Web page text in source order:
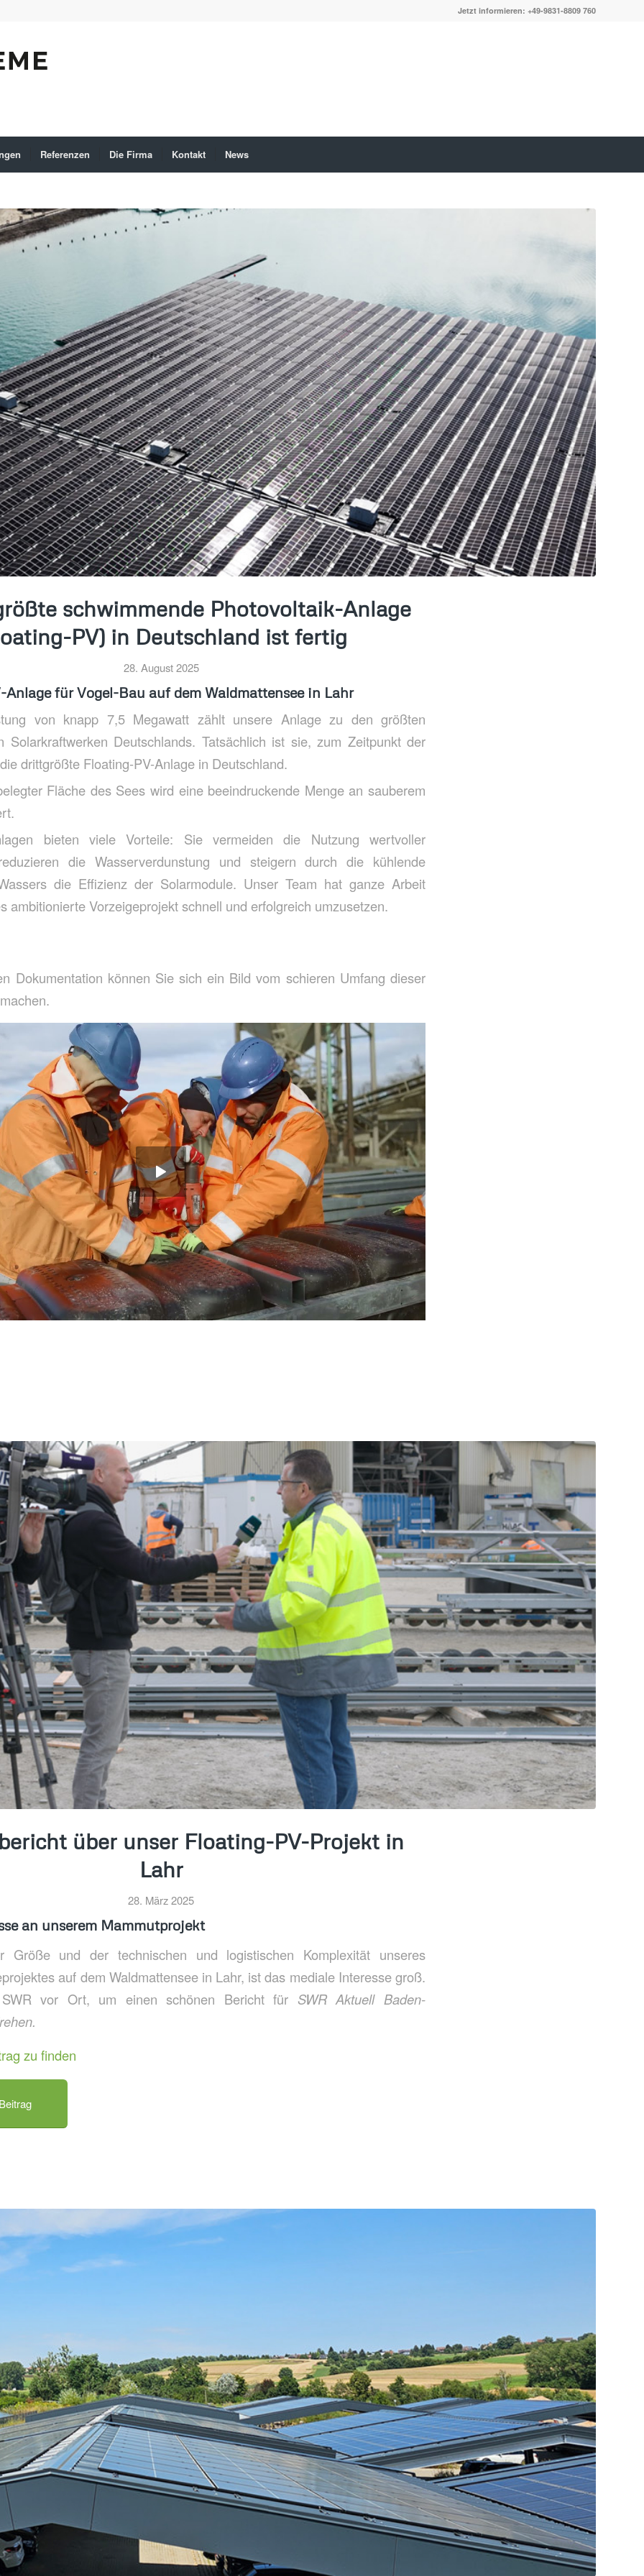
Jetzt informieren: +49-9831-8809 760
Referenzen Die Firma Kontakt News
schwimmende Photovoltaik-Anlage
PV) in Deutschland ist fertig
28. August 2025
für Vogel-Bau auf dem Waldmattensee in Lahr
von knapp 7,5 Megawatt zählt unsere Anlage zu den größten
Solarkraftwerken Deutschlands. Tatsächlich ist sie, zum Zeitpunkt der
drittgrößte Floating-PV-Anlage in Deutschland.
Fläche des Sees wird eine beeindruckende Menge an sauberem
bieten viele Vorteile: Sie vermeiden die Nutzung wertvoller
die Wasserverdunstung und steigern durch die kühlende
die Effizienz der Solarmodule. Unser Team hat ganze Arbeit
ambitionierte Vorzeigeprojekt schnell und erfolgreich umzusetzen.
Dokumentation können Sie sich ein Bild vom schieren Umfang dieser
über unser Floating-PV-Projekt in
Lahr
28. März 2025
an unserem Mammutprojekt
Größe und der technischen und logistischen Komplexität unseres
auf dem Waldmattensee in Lahr, ist das mediale Interesse groß.
vor Ort, um einen schönen Bericht für SWR Aktuell Baden-
zu finden